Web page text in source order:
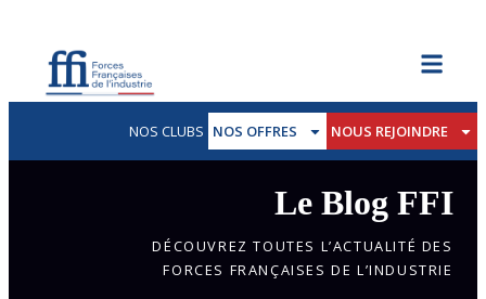
NOS CLUBS NOS OFFRES NOUS REJOINDRE
Le Blog FFI
DÉCOUVREZ TOUTES L’ACTUALITÉ DES
FORCES FRANÇAISES DE L’INDUSTRIE